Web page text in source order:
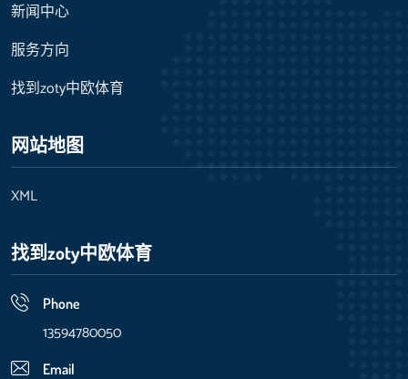
新闻中心
服务方向
找到zoty中欧体育
网站地图
XML
找到zoty中欧体育
Phone
13594780050
Email